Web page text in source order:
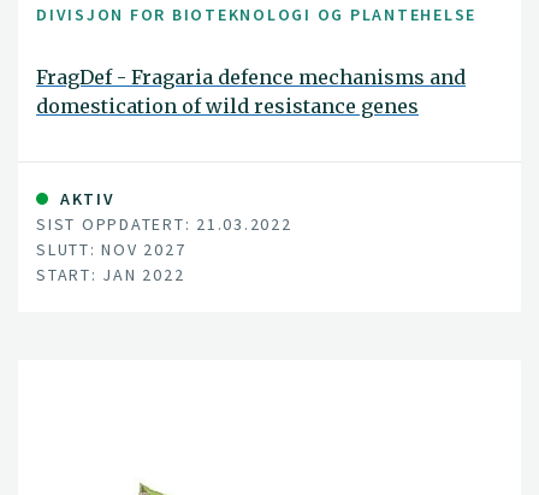
DIVISJON FOR BIOTEKNOLOGI OG PLANTEHELSE
FragDef - Fragaria defence mechanisms and
domestication of wild resistance genes
AKTIV
SIST OPPDATERT: 21.03.2022
SLUTT: NOV 2027
START: JAN 2022